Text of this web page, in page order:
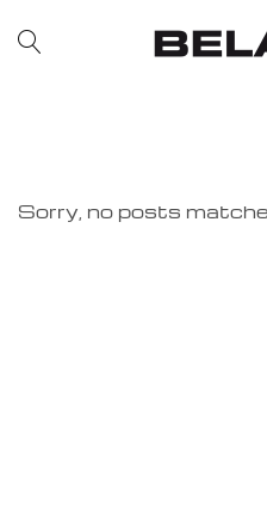
Sorry, no posts